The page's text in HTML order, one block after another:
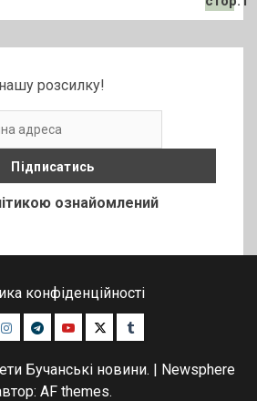
розсилку!
ознайомлений
конфіденційності
Instagram
TelegramYoutubeTwitterTumblr
Бучанські новини. | Newsphere
AF themes.